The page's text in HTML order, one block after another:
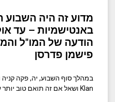
מדוע זה היה השבוע
באנטישמיות – עד
הודעה של המו"ל
פישמן פדרסן
Klan ושאל אם זה תואם טוב יותר עם